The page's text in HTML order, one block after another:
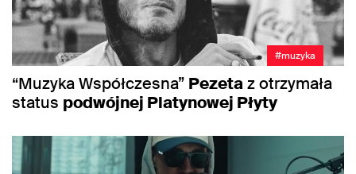
#muzyka
“Muzyka Współczesna” Pezetaz otrzymała
status podwójnej Platynowej Płyty